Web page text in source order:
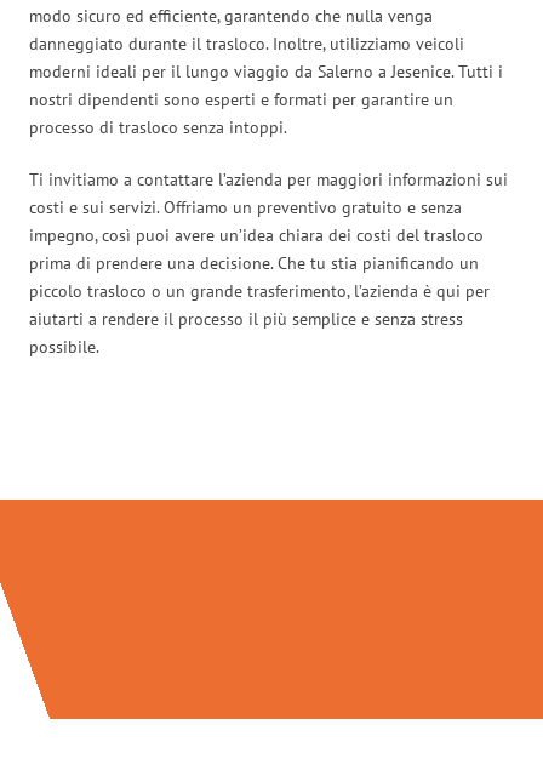
modo sicuro ed efficiente, garantendo che nulla venga
danneggiato durante il trasloco. Inoltre, utilizziamo veicoli
moderni ideali per il lungo viaggio da Salerno a Jesenice. Tutti i
nostri dipendenti sono esperti e formati per garantire un
processo di trasloco senza intoppi.
Ti invitiamo a contattare l’azienda per maggiori informazioni sui
costi e sui servizi. Offriamo un preventivo gratuito e senza
impegno, così puoi avere un’idea chiara dei costi del trasloco
prima di prendere una decisione. Che tu stia pianificando un
piccolo trasloco o un grande trasferimento, l’azienda è qui per
aiutarti a rendere il processo il più semplice e senza stress
possibile.